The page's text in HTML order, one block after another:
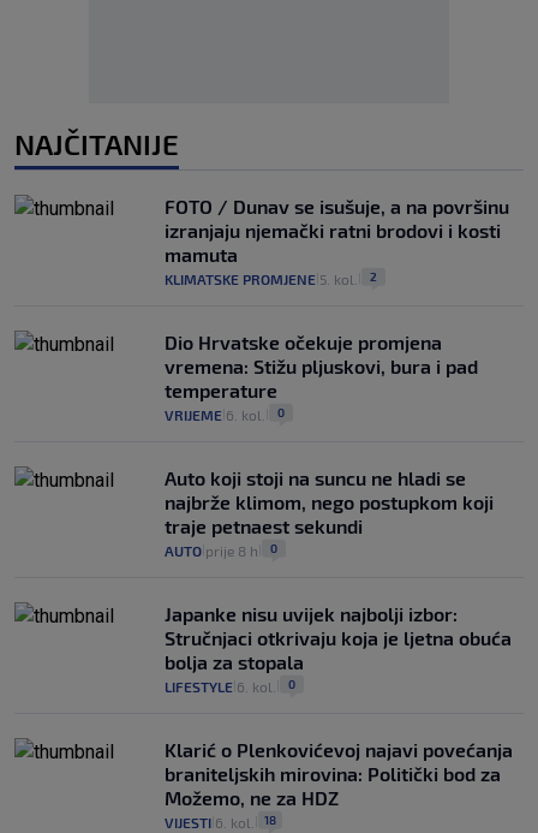
NAJČITANIJE
FOTO / Dunav se isušuje, a na površinu
izranjaju njemački ratni brodovi i kosti
mamuta
KLIMATSKE PROMJENE 5. kol. 2
Dio Hrvatske očekuje promjena
vremena: Stižu pljuskovi, bura i pad
temperature
VRIJEME 6. kol. 0
Auto koji stoji na suncu ne hladi se
najbrže klimom, nego postupkom koji
traje petnaest sekundi
AUTO prije 8 h 0
Japanke nisu uvijek najbolji izbor:
Stručnjaci otkrivaju koja je ljetna obuća
bolja za stopala
LIFESTYLE 6. kol. 0
Klarić o Plenkovićevoj najavi povećanja
braniteljskih mirovina: Politički bod za
Možemo, ne za HDZ
VIJESTI 6. kol. 18